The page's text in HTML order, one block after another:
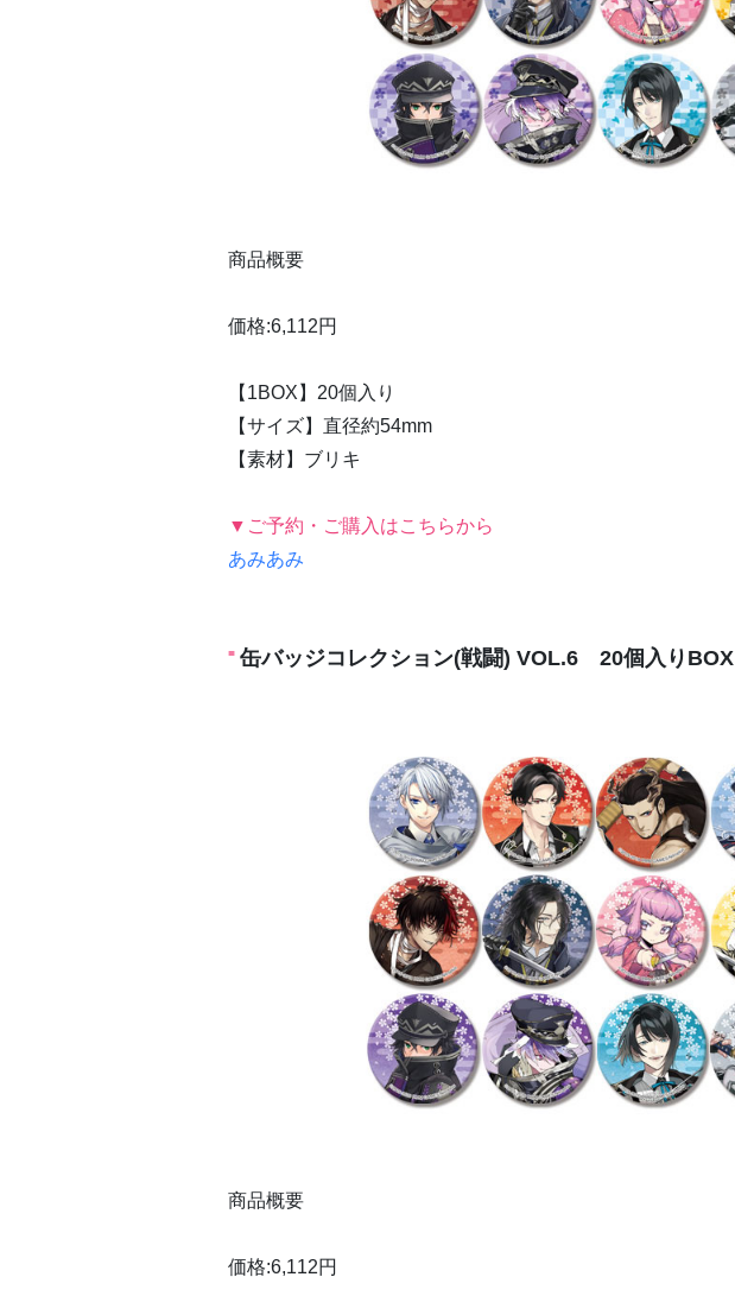
商品概要
価格:6,112円
【1BOX】20個入り
【サイズ】直径約54mm
【素材】ブリキ
▼ご予約・ご購入はこちらから
あみあみ
缶バッジコレクション(戦闘) VOL.6 20個入りBOX
商品概要
価格:6,112円